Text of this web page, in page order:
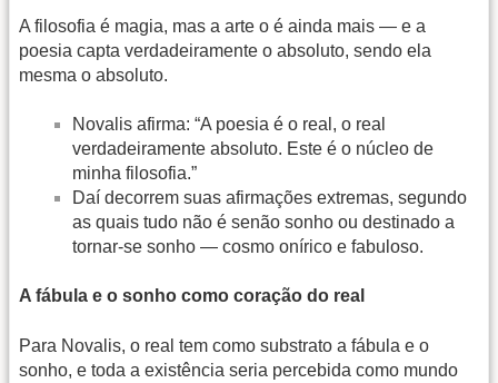
A filosofia é magia, mas a arte o é ainda mais — e a
poesia capta verdadeiramente o absoluto, sendo ela
mesma o absoluto.
Novalis afirma: “A poesia é o real, o real
verdadeiramente absoluto. Este é o núcleo de
minha filosofia.”
Daí decorrem suas afirmações extremas, segundo
as quais tudo não é senão sonho ou destinado a
tornar-se sonho — cosmo onírico e fabuloso.
A fábula e o sonho como coração do real
Para Novalis, o real tem como substrato a fábula e o
sonho, e toda a existência seria percebida como mundo